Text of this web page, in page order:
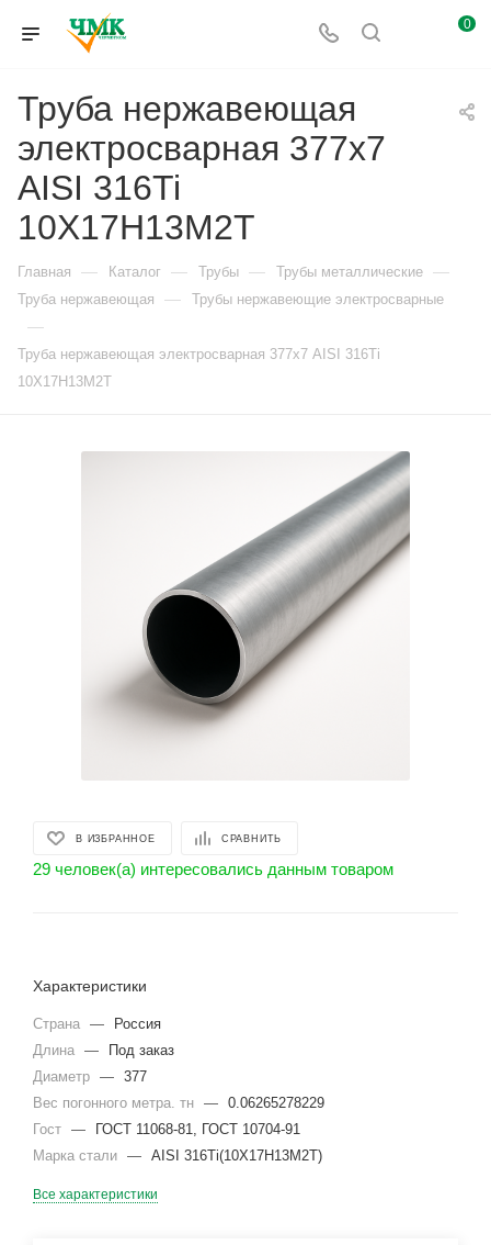
0
Труба нержавеющая
электросварная 377х7
AISI 316Ti
10Х17Н13М2Т
Главная — Каталог — Трубы — Трубы металлические —
Труба нержавеющая — Трубы нержавеющие электросварные
—
Труба нержавеющая электросварная 377х7 AISI 316Ti
10Х17Н13М2Т
В ИЗБРАННОЕ СРАВНИТЬ
29 человек(а) интересовались данным товаром
Характеристики
Страна —
Россия
Длина —
Под заказ
Диаметр — 377
Вес погонного метра. тн — 0.06265278229
Гост —
ГОСТ 11068-81, ГОСТ 10704-91
Марка стали — AISI 316Ti(10Х17Н13М2Т)
Все характеристики